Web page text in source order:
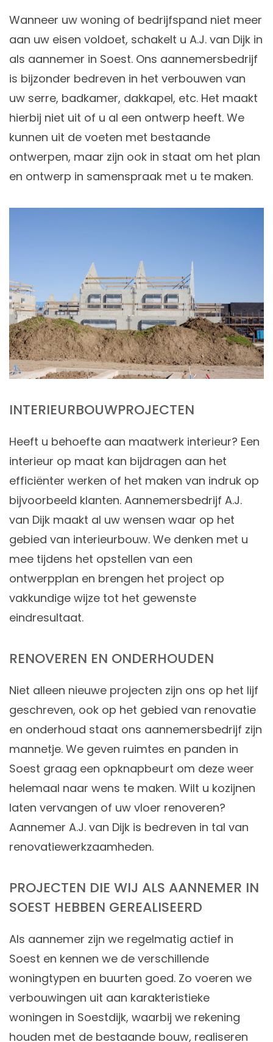
Wanneer uw woning of bedrijfspand niet meer
aan uw eisen voldoet, schakelt u A.J. van Dijk in
als aannemer in Soest. Ons aannemersbedrijf
is bijzonder bedreven in het verbouwen van
uw serre, badkamer, dakkapel, etc. Het maakt
hierbij niet uit of u al een ontwerp heeft. We
kunnen uit de voeten met bestaande
ontwerpen, maar zijn ook in staat om het plan
en ontwerp in samenspraak met u te maken.
INTERIEURBOUWPROJECTEN
Heeft u behoefte aan maatwerk interieur? Een
interieur op maat kan bijdragen aan het
efficiënter werken of het maken van indruk op
bijvoorbeeld klanten. Aannemersbedrijf A.J.
van Dijk maakt al uw wensen waar op het
gebied van interieurbouw. We denken met u
mee tijdens het opstellen van een
ontwerpplan en brengen het project op
vakkundige wijze tot het gewenste
eindresultaat.
RENOVEREN EN ONDERHOUDEN
Niet alleen nieuwe projecten zijn ons op het lijf
geschreven, ook op het gebied van renovatie
en onderhoud staat ons aannemersbedrijf zijn
mannetje. We geven ruimtes en panden in
Soest graag een opknapbeurt om deze weer
helemaal naar wens te maken. Wilt u kozijnen
laten vervangen of uw vloer renoveren?
Aannemer A.J. van Dijk is bedreven in tal van
renovatiewerkzaamheden.
PROJECTEN DIE WIJ ALS AANNEMER IN
SOEST HEBBEN GEREALISEERD
Als aannemer zijn we regelmatig actief in
Soest en kennen we de verschillende
woningtypen en buurten goed. Zo voeren we
verbouwingen uit aan karakteristieke
woningen in Soestdijk, waarbij we rekening
houden met de bestaande bouw, realiseren